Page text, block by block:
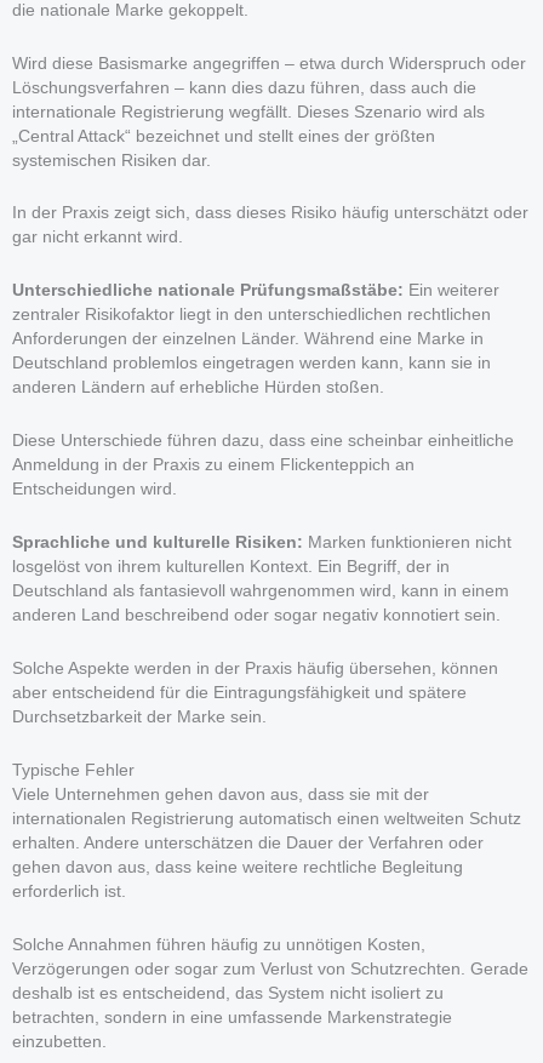
die nationale Marke gekoppelt.
Wird diese Basismarke angegriffen – etwa durch Widerspruch oder
Löschungsverfahren – kann dies dazu führen, dass auch die
internationale Registrierung wegfällt. Dieses Szenario wird als
„Central Attack“ bezeichnet und stellt eines der größten
systemischen Risiken dar.
In der Praxis zeigt sich, dass dieses Risiko häufig unterschätzt oder
gar nicht erkannt wird.
Unterschiedliche nationale Prüfungsmaßstäbe: Ein weiterer
zentraler Risikofaktor liegt in den unterschiedlichen rechtlichen
Anforderungen der einzelnen Länder. Während eine Marke in
Deutschland problemlos eingetragen werden kann, kann sie in
anderen Ländern auf erhebliche Hürden stoßen.
Diese Unterschiede führen dazu, dass eine scheinbar einheitliche
Anmeldung in der Praxis zu einem Flickenteppich an
Entscheidungen wird.
Sprachliche und kulturelle Risiken: Marken funktionieren nicht
losgelöst von ihrem kulturellen Kontext. Ein Begriff, der in
Deutschland als fantasievoll wahrgenommen wird, kann in einem
anderen Land beschreibend oder sogar negativ konnotiert sein.
Solche Aspekte werden in der Praxis häufig übersehen, können
aber entscheidend für die Eintragungsfähigkeit und spätere
Durchsetzbarkeit der Marke sein.
Typische Fehler
Viele Unternehmen gehen davon aus, dass sie mit der
internationalen Registrierung automatisch einen weltweiten Schutz
erhalten. Andere unterschätzen die Dauer der Verfahren oder
gehen davon aus, dass keine weitere rechtliche Begleitung
erforderlich ist.
Solche Annahmen führen häufig zu unnötigen Kosten,
Verzögerungen oder sogar zum Verlust von Schutzrechten. Gerade
deshalb ist es entscheidend, das System nicht isoliert zu
betrachten, sondern in eine umfassende Markenstrategie
einzubetten.